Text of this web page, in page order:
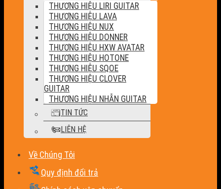
THƯƠNG HIỆU LIRI GUITAR
THƯƠNG HIỆU LAVA
THƯƠNG HIỆU NUX
THƯƠNG HIỆU DONNER
THƯƠNG HIỆU HXW AVATAR
THƯƠNG HIỆU HOTONE
THƯƠNG HIỆU SQOE
THƯƠNG HIỆU CLOVER
GUITAR
THƯƠNG HIỆU NHẪN GUITAR
TIN TỨC
LIÊN HỆ
Về Chúng Tôi
Quy định đổi trả